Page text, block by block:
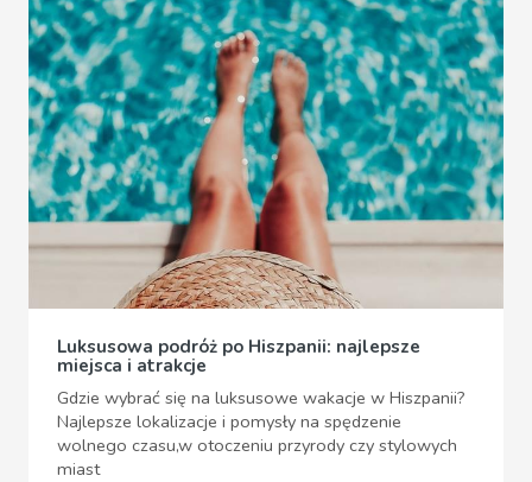
Luksusowa podróż po Hiszpanii: najlepsze
miejsca i atrakcje
Gdzie wybrać się na luksusowe wakacje w Hiszpanii?
Najlepsze lokalizacje i pomysły na spędzenie
wolnego czasu,w otoczeniu przyrody czy stylowych
miast